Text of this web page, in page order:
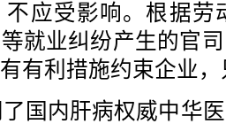
应受影响。根据劳
就业纠纷产生的官
有利措施约束企业
内肝病权威中华医